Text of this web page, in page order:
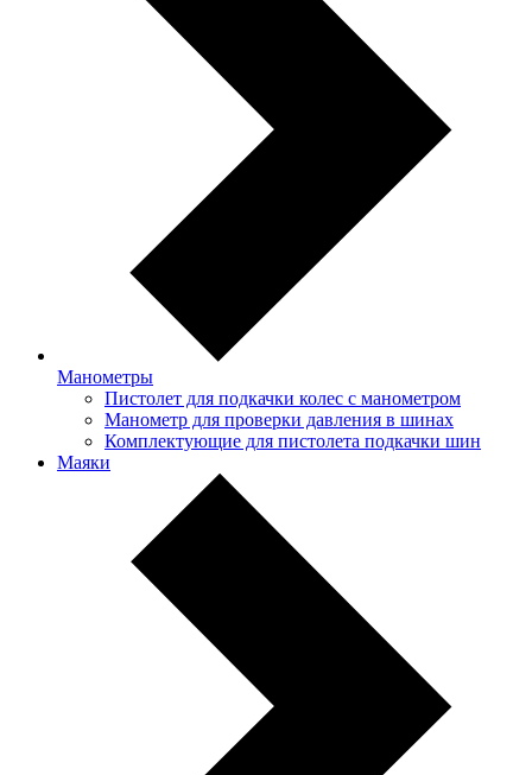
Манометры
Пистолет для подкачки колес с манометром
Манометр для проверки давления в шинах
Комплектующие для пистолета подкачки шин
Маяки